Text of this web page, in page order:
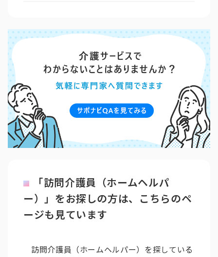
「訪問介護員（ホームヘルパ
ー）」をお探しの方は、こちらのペ
ージも見ています
訪問介護員（ホームヘルパー）を探している